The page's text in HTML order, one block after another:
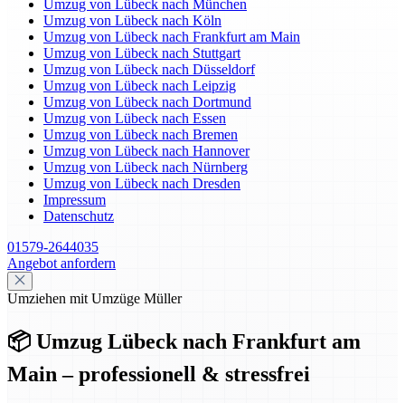
Umzug von Lübeck nach München
Umzug von Lübeck nach Köln
Umzug von Lübeck nach Frankfurt am Main
Umzug von Lübeck nach Stuttgart
Umzug von Lübeck nach Düsseldorf
Umzug von Lübeck nach Leipzig
Umzug von Lübeck nach Dortmund
Umzug von Lübeck nach Essen
Umzug von Lübeck nach Bremen
Umzug von Lübeck nach Hannover
Umzug von Lübeck nach Nürnberg
Umzug von Lübeck nach Dresden
Impressum
Datenschutz
01579-2644035
Angebot anfordern
Umziehen mit Umzüge Müller
📦 Umzug Lübeck nach Frankfurt am
Main – professionell & stressfrei